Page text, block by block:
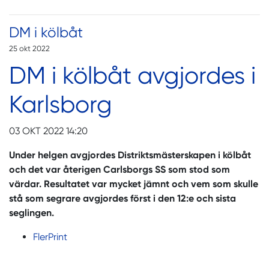
DM i kölbåt
25 okt 2022
DM i kölbåt avgjordes i
Karlsborg
03 OKT 2022 14:20
Under helgen avgjordes Distriktsmästerskapen i kölbåt
och det var återigen Carlsborgs SS som stod som
värdar. Resultatet var mycket jämnt och vem som skulle
stå som segrare avgjordes först i den 12:e och sista
seglingen.
FlerPrint